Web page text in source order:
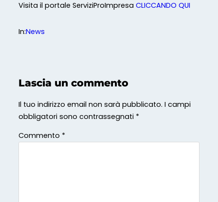
Visita il portale ServiziProImpresa CLICCANDO QUI
In:News
Lascia un commento
Il tuo indirizzo email non sarà pubblicato. I campi
obbligatori sono contrassegnati *
Commento *